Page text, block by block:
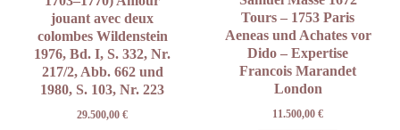
jouant avec deux
colombes Wildenstein
1976, Bd. I, S. 332, Nr.
217/2, Abb. 662 und
1980, S. 103, Nr. 223
29.500,00 €
Tours – 1753 Paris
Aeneas und Achates vor
Dido – Expertise
Francois Marandet
London
11.500,00 €